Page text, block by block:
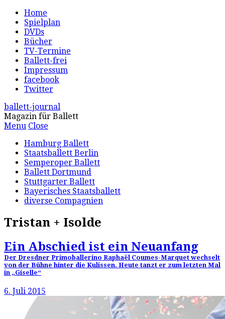
Home
Spielplan
DVDs
Bücher
TV-Termine
Ballett-frei
Impressum
facebook
Twitter
ballett-journal
Magazin für Ballett
Menu Close
Hamburg Ballett
Staatsballett Berlin
Semperoper Ballett
Ballett Dortmund
Stuttgarter Ballett
Bayerisches Staatsballett
diverse Compagnien
Tristan + Isolde
Ein Abschied ist ein Neuanfang
Der Dresdner Primoballerino Raphaël Coumes-Marquet wechselt
von der Bühne hinter die Kulissen. Heute tanzt er zum letzten Mal
in „Giselle“
6. Juli 2015